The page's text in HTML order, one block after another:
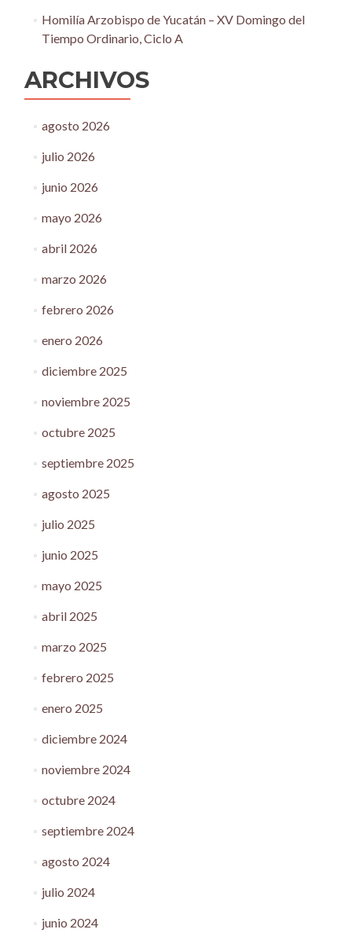
Homilía Arzobispo de Yucatán – XV Domingo del
Tiempo Ordinario, Ciclo A
ARCHIVOS
agosto 2026
julio 2026
junio 2026
mayo 2026
abril 2026
marzo 2026
febrero 2026
enero 2026
diciembre 2025
noviembre 2025
octubre 2025
septiembre 2025
agosto 2025
julio 2025
junio 2025
mayo 2025
abril 2025
marzo 2025
febrero 2025
enero 2025
diciembre 2024
noviembre 2024
octubre 2024
septiembre 2024
agosto 2024
julio 2024
junio 2024